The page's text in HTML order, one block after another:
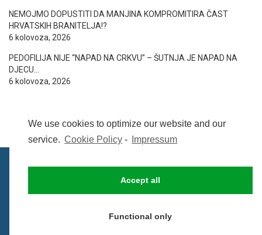
We use cookies to optimize our website and our
service. Cookie Policy - Impressum
Accept all
Functional only
NEMOJMO DOPUSTITI DA MANJINA KOMPROMITIRA ČAST
HRVATSKIH BRANITELJA!?
6 kolovoza, 2026
PEDOFILIJA NIJE “NAPAD NA CRKVU” – ŠUTNJA JE NAPAD NA
DJECU…
6 kolovoza, 2026